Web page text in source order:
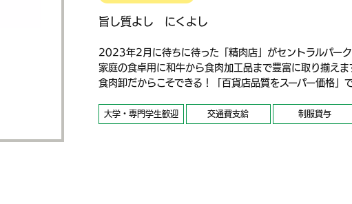
旨し質よし にくよし
2023年2月に待ちに待った「精肉店」がセントラルパー
家庭の食卓用に和牛から食肉加工品まで豊富に取り揃えま
食肉卸だからこそできる！「百貨店品質をスーパー価格」
大学・専門学生歓迎 交通費支給 制服貸与